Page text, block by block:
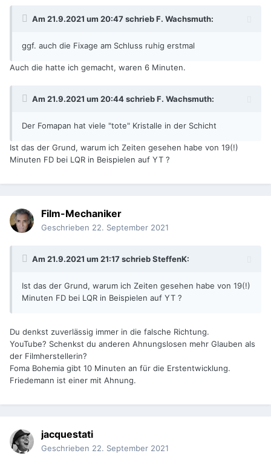
Am 21.9.2021 um 20:47 schriebF. Wachsmuth:
ggf. auch die Fixage am Schluss ruhig erstmal
Auch die hatte ich gemacht, waren 6 Minuten.
Am 21.9.2021 um 20:44 schriebF. Wachsmuth:
Der Fomapan hat viele "tote" Kristalle in der Schicht
Ist das der Grund, warum ich Zeiten gesehen habe von 19(!)
Minuten FD bei LQR in Beispielen auf YT ?
Film-Mechaniker
Geschrieben 22. September 2021
Am 21.9.2021 um 21:17 schriebSteffenK:
Ist das der Grund, warum ich Zeiten gesehen habe von 19(!)
Minuten FD bei LQR in Beispielen auf YT ?
Du denkst zuverlässig immer in die falsche Richtung.
YouTube? Schenkst du anderen Ahnungslosen mehr Glauben als
der Filmherstellerin?
Foma Bohemia gibt 10 Minuten an für die Erstentwicklung.
Friedemann ist einer mit Ahnung.
jacquestati
Geschrieben 22. September 2021